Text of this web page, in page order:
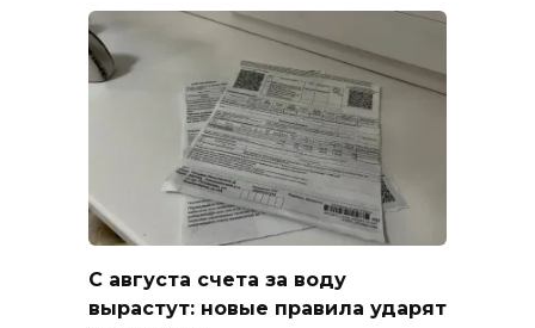
С августа счета за воду
вырастут: новые правила ударят